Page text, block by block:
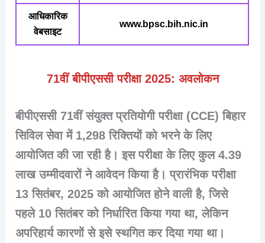
आधिकारिक
वेबसाइट
www.bpsc.bih.nic.in
71वीं बीपीएससी परीक्षा 2025: अवलोकन
बीपीएससी 71वीं संयुक्त प्रतियोगी परीक्षा (CCE) बिहार
सिविल सेवा में 1,298 रिक्तियों को भरने के लिए
आयोजित की जा रही है। इस परीक्षा के लिए कुल 4.39
लाख उम्मीदवारों ने आवेदन किया है। प्रारंभिक परीक्षा
13 सितंबर, 2025 को आयोजित होने वाली है, जिसे
पहले 10 सितंबर को निर्धारित किया गया था, लेकिन
अपरिहार्य कारणों से इसे स्थगित कर दिया गया था।